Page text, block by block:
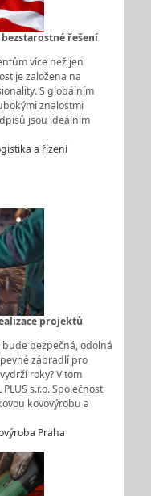
řešení
více než jen
je založena na
S globálním
znalostmi
jsou ideálním
a řízení
projektů
bezpečná, odolná
zábradlí pro
roky? V tom
s.r.o. Společnost
kovovýrobu a
Praha